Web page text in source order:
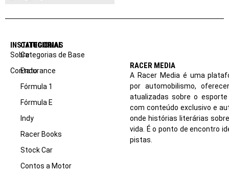
INSTITUCIONAL
Sobre
Contato
CATEGORIAS
Categorias de Base
Endurance
Fórmula 1
Fórmula E
Indy
Racer Books
Stock Car
Contos a Motor
RACER MEDIA
A Racer Media é uma
por automobilismo,
atualizadas sobre o
com conteúdo exclusivo e
onde histórias literárias
vida. É o ponto de encontro
pistas.